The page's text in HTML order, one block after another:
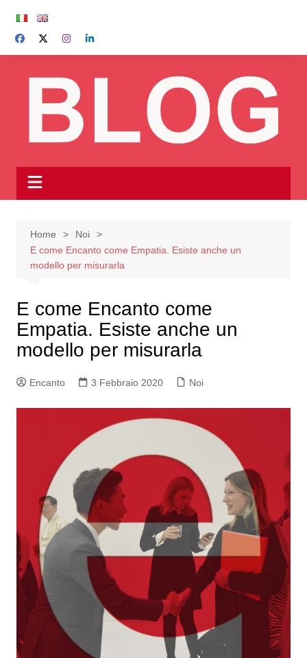
contenuto
Home
Noi
E come Encanto come Empatia. Esiste anche un
modello per misurarla
E come Encanto come
Empatia. Esiste anche un
modello per misurarla
Encanto 3 Febbraio 2020 Noi